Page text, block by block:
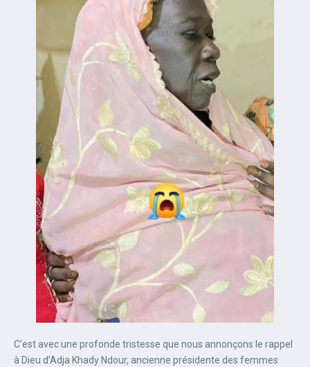
C’est avec une profonde tristesse que nous annonçons le rappel
à Dieu d’Adja Khady Ndour, ancienne présidente des femmes